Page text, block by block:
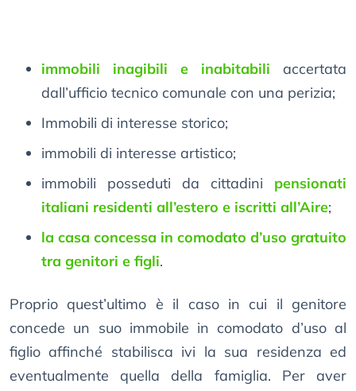
immobili inagibili e inabitabili accertata
dall’ufficio tecnico comunale con una perizia;
Immobili di interesse storico;
immobili di interesse artistico;
immobili posseduti da cittadini pensionati
italiani residenti all’estero e iscritti all’Aire;
la casa concessa in comodato d’uso gratuito
tra genitori e figli.
Proprio quest’ultimo è il caso in cui il genitore
concede un suo immobile in comodato d’uso al
figlio affinché stabilisca ivi la sua residenza ed
eventualmente quella della famiglia. Per aver